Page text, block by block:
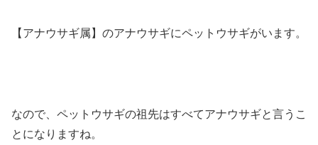
【アナウサギ属】のアナウサギにペットウサギがいます。
なので、ペットウサギの祖先はすべてアナウサギと言うこ
とになりますね。